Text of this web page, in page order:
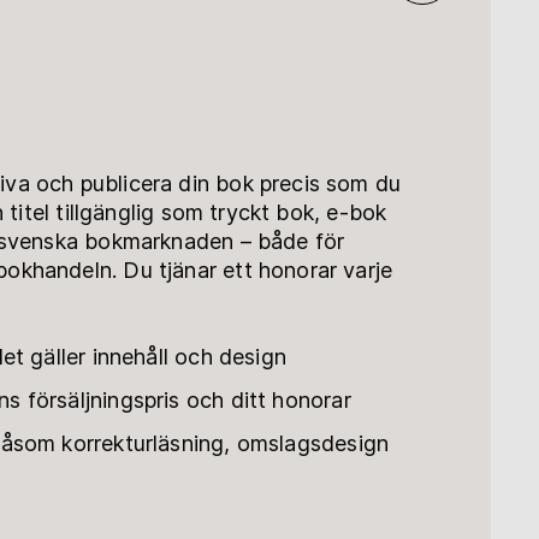
och publicera din bok precis som du
titel tillgänglig som tryckt bok, e-bok
bokmarknaden – både för
Du tjänar ett honorar varje
gäller innehåll och design
försäljningspris och ditt honorar
korrekturläsning, omslagsdesign